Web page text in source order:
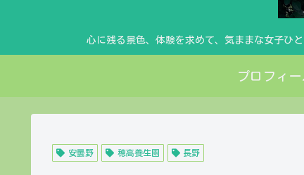
心に残る景色、体験を求めて、気ままな女子ひ
プロフィー
安曇野 穂高養生園 長野